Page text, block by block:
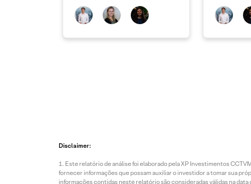
Disclaimer:
Este relatório de análise foi elaborado pela XP Investimentos
fornecer informações que possam auxiliar o investidor a tomar sua
informações contidas neste relatório são consideradas válidas na